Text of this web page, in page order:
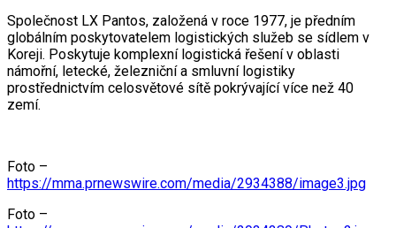
Společnost LX Pantos, založená v roce 1977, je předním
globálním poskytovatelem logistických služeb se sídlem v
Koreji. Poskytuje komplexní logistická řešení v oblasti
námořní, letecké, železniční a smluvní logistiky
prostřednictvím celosvětové sítě pokrývající více než 40
zemí.
Foto –
https://mma.prnewswire.com/media/2934388/image3.jpg
Foto –